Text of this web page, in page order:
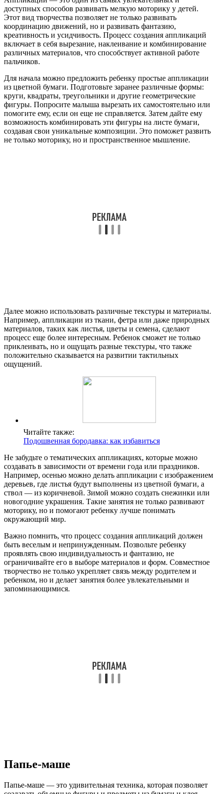
доступных способов развивать мелкую моторику у детей.
Этот вид творчества позволяет не только развивать
координацию движений, но и развивать фантазию,
креативность и усидчивость. Процесс создания аппликаций
включает в себя вырезание, наклеивание и комбинирование
различных материалов, что способствует активной работе
пальчиков.
Для начала можно предложить ребенку простые аппликации
из цветной бумаги. Подготовьте заранее различные формы:
круги, квадраты, треугольники и другие геометрические
фигуры. Попросите малыша вырезать их самостоятельно или
помогите ему, если он еще не справляется. Затем дайте ему
возможность комбинировать эти фигуры на листе бумаги,
создавая свои уникальные композиции. Это поможет развить
не только моторику, но и пространственное мышление.
Далее можно использовать различные текстуры и материалы.
Например, аппликации из ткани, фетра или даже природных
материалов, таких как листья, цветы и семена, сделают
процесс еще более интересным. Ребенок сможет не только
приклеивать, но и ощущать разные текстуры, что также
положительно сказывается на развитии тактильных
ощущений.
Читайте также:
Подошвенная бородавка: как избавиться
Не забудьте о тематических аппликациях, которые можно
создавать в зависимости от времени года или праздников.
Например, осенью можно делать аппликации с изображением
деревьев, где листья будут выполнены из цветной бумаги, а
ствол — из коричневой. Зимой можно создать снежинки или
новогодние украшения. Такие занятия не только развивают
моторику, но и помогают ребенку лучше понимать
окружающий мир.
Важно помнить, что процесс создания аппликаций должен
быть веселым и непринужденным. Позвольте ребенку
проявлять свою индивидуальность и фантазию, не
ограничивайте его в выборе материалов и форм. Совместное
творчество не только укрепляет связь между родителем и
ребенком, но и делает занятия более увлекательными и
запоминающимися.
Папье-маше
Папье-маше — это удивительная техника, которая позволяет